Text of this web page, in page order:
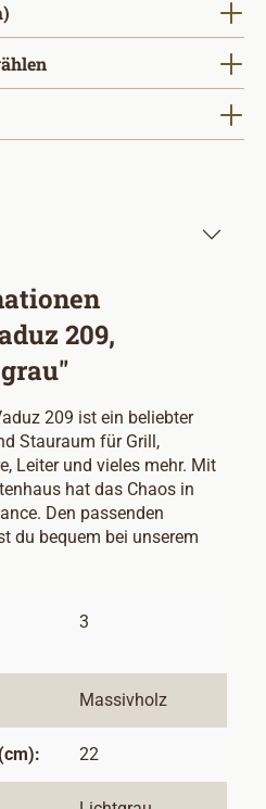
209,
209 ist ein beliebter
Stauraum für Grill,
Leiter und vieles mehr. Mit
hat das Chaos in
Den passenden
du bequem bei unserem
3
Massivholz
22